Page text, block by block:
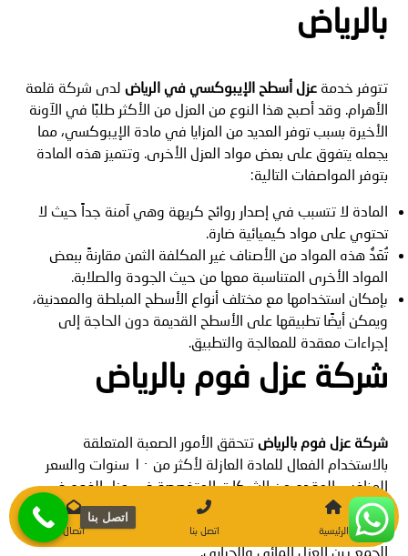
بالرياض
تتوفر خدمةعزل أسطح الإيبوكسي في الرياض لدى شركة قلعة
الأهرام. وقد أصبح هذا النوع من العزل من الأكثر طلبًا في الآونة
الأخيرة بسبب توفر العديد من المزايا في مادة الإيبوكسي، مما
يجعله يتفوق على بعض مواد العزل الأخرى. وتتميز هذه المادة
بتوفر المواصفات التالية:
المادة لا تتسبب في إصدار روائح كريهة وهي آمنة جداً حيث لا
تحتوي على مواد كيميائية ضارة.
تُعَدُّ هذه المواد من الأصناف غير المكلفة الثمن مقارنةً ببعض
المواد الأخرى المتناسبة معها من حيث الجودة والصلابة.
بإمكان استخدامها مع مختلف أنواع الأسطح المبلطة والمعدنية،
ويمكن أيضًا تطبيقها على الأسطح القديمة دون الحاجة إلى
إجراءات معقدة للمعالجة والتطبيق.
شركة عزل فوم بالرياض
شركة عزل فوم بالرياض تتحقق الأمور الصعبة المتعلقة
بالاستخدام الفعال للمادة العازلة لأكثر من ١٠ سنوات والسعر
المنافس المقدم من الشركات المتخصصة في عزل الفوم في
الرياض. يعتبر هذا النوع من الشركات من أقوى الشركات في هذا
المجال من حيث الجودة والقدرة على تحقيق الهدف المطلوب من
الجمع بين العزل المائي والحراري.
الرئيسية اتصل بنا اتصال
اتصل بنا